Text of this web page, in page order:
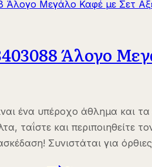
Άλογο
ένα υπέροχο άθλημα και
ταΐστε και περιποιηθείτε
Συνιστάται για